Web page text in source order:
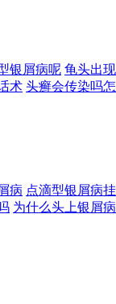
银屑病呢 龟头出
术 头癣会传染吗
病 点滴型银屑病
为什么头上银屑